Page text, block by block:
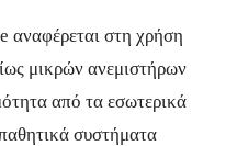
στη χρήση
μικρών ανεμιστήρων
από τα εσωτερικά
συστήματα